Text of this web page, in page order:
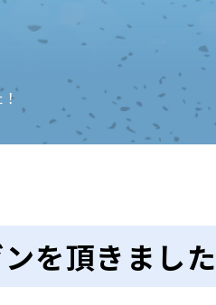
を頂きました